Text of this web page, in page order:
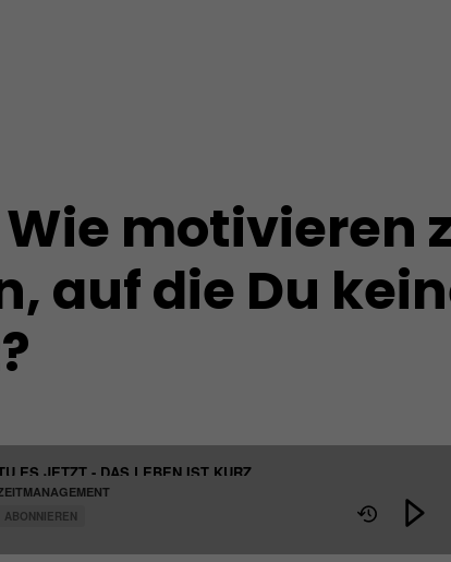
motivieren
auf die Du
ABONNIEREN
ES JETZT - DAS LEBEN IST KURZ